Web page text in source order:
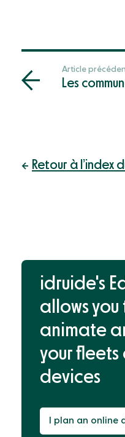
Article
Les
Retour à l’index
idruide's
allows
animate
your
devices
I plan an online